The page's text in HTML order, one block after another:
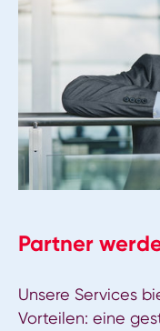
Partner
Unsere Services
Vorteilen: eine